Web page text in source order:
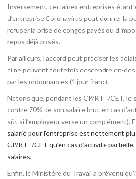
Inversement, certaines entreprises étant
d’entreprise Coronavirus peut donner la
refuser la prise de congés payés ou
repos déjà posés.
Par ailleurs, l’accord peut préciser les
ci ne peuvent toutefois descendre en-
par les ordonnances (1 jour franc).
Notons que, pendant les CP/RTT/CET, le
contre 70% de son salaire brut en cas
sûr, si l’employeur verse un complément).
salarié pour l’entreprise est nettement
CP/RTT/CET qu’en cas d’activité
salaires.
Enfin, le Ministère du Travail a prévenu